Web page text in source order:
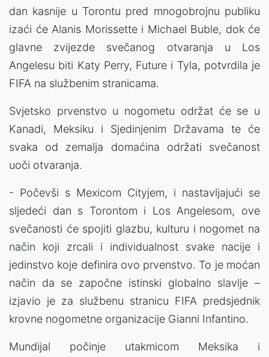
dan kasnije u Torontu pred mnogobrojnu publiku
izaći će Alanis Morissette i Michael Buble, dok će
glavne zvijezde svečanog otvaranja u Los
Angelesu biti Katy Perry, Future i Tyla, potvrdila je
FIFA na službenim stranicama.
Svjetsko prvenstvo u nogometu održat će se u
Kanadi, Meksiku i Sjedinjenim Državama te će
svaka od zemalja domaćina održati svečanost
uoči otvaranja.
- Počevši s Mexicom Cityjem, i nastavljajući se
sljedeći dan s Torontom i Los Angelesom, ove
svečanosti će spojiti glazbu, kulturu i nogomet na
način koji zrcali i individualnost svake nacije i
jedinstvo koje definira ovo prvenstvo. To je moćan
način da se započne istinski globalno slavlje –
izjavio je za službenu stranicu FIFA predsjednik
krovne nogometne organizacije Gianni Infantino.
Mundijal počinje utakmicom Meksika i